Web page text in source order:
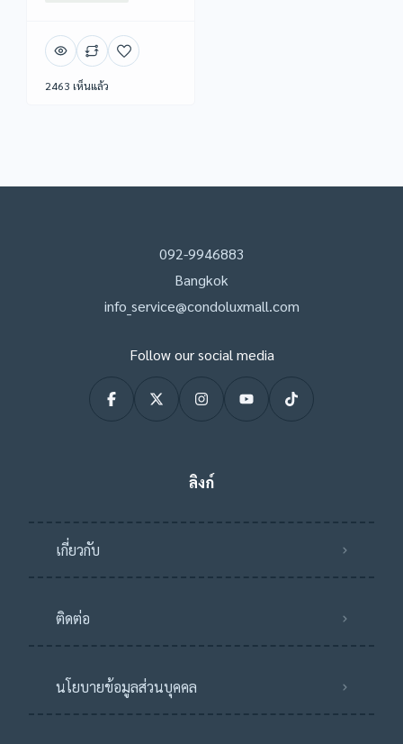
2463 เห็นแล้ว
092-9946883
Bangkok
info_service@condoluxmall.com
Follow our social media
ลิงก์
เกี่ยวกับ
ติดต่อ
นโยบายข้อมูลส่วนบุคคล